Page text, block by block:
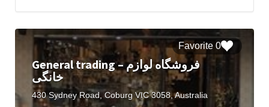
0 Favorite
General trading – فروشگاه لوازم
خانگی
430 Sydney Road, Coburg VIC 3058, Australia